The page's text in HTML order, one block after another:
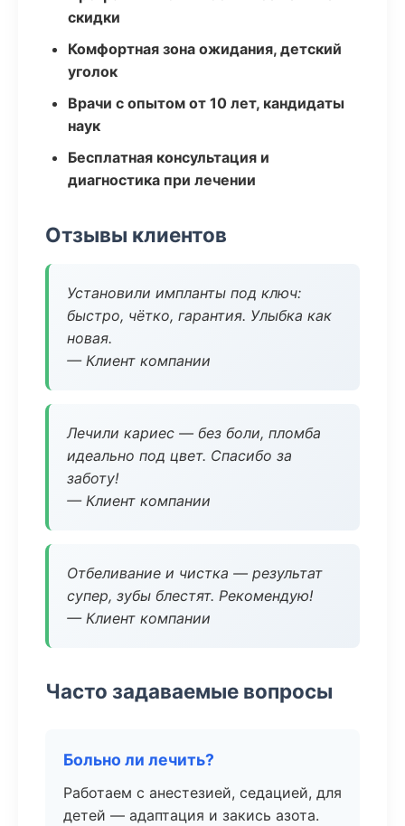
скидки
Комфортная зона ожидания, детский
уголок
Врачи с опытом от 10 лет, кандидаты
наук
Бесплатная консультация и
диагностика при лечении
Отзывы клиентов
Установили импланты под ключ:
быстро, чётко, гарантия. Улыбка как
новая.
— Клиент компании
Лечили кариес — без боли, пломба
идеально под цвет. Спасибо за
заботу!
— Клиент компании
Отбеливание и чистка — результат
супер, зубы блестят. Рекомендую!
— Клиент компании
Часто задаваемые вопросы
Больно ли лечить?
Работаем с анестезией, седацией, для
детей — адаптация и закись азота.